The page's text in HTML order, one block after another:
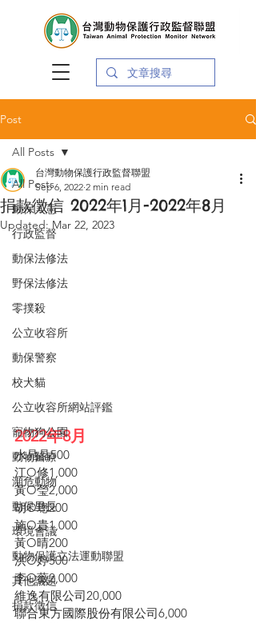
Post
All Posts
動保入憲
行政監督
動保法修法
野保法修法
零撲殺
公立收容所
動保警察
校犬貓
公立收容所網站評鑑
寵物狗公園
動物醫療
瀕危動物
動保里長
環境會議
動物保護立法運動聯盟
其他議題
捐款徵信
All Posts
捐款徵信 2022年1月-2022年8月
台灣動物保護行政監督聯盟
Sep 6, 2022 2 min read
Updated: Mar 22, 2023
2022年8月
水晶晶500
江O修1,000
黃O瑩2,000
胡O璁200
施O貴1,000
黃O晴200
洪O婷500
李O薇2,000
維逸有限公司20,000
聯合東方國際股份有限公司6,000